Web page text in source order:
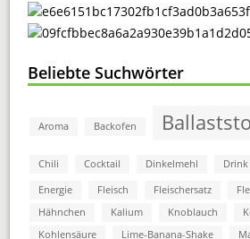
Beliebte Suchwörter
Aroma Backofen
Chili Cocktail Dinkelmehl Drink
Energie Fleisch Fleischersatz
Hähnchen
Kalium Knoblauch
Kohlensäure
Lime-Banana-Shake